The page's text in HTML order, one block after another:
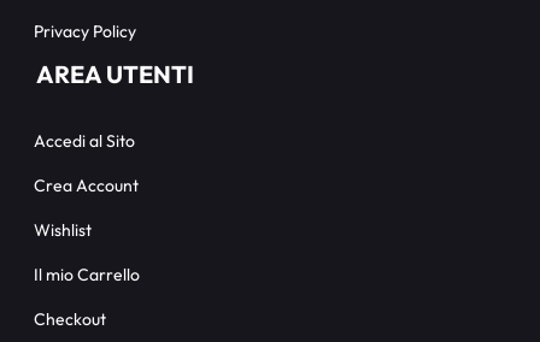
Privacy Policy
AREA UTENTI
Accedi al Sito
Crea Account
Wishlist
Il mio Carrello
Checkout